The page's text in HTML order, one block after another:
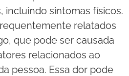
incluindo sintomas físicos.
relatados
que pode ser causada
relacionados ao
pessoa. Essa dor pode